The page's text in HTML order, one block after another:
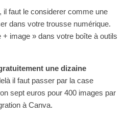
il faut le considerer comme une
dans votre trousse numérique.
+ image » dans votre boîte à outils
une dizaine
il faut passer par la case
sept euros pour 400 images par
à Canva.